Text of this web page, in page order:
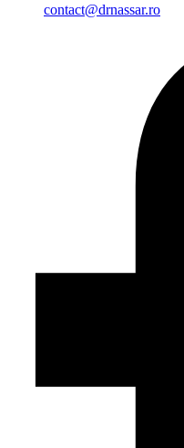
contact@drnassar.ro